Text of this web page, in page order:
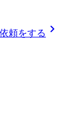
頼をする chevron_right